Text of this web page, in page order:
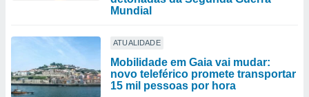
Mundial
ATUALIDADE
Mobilidade em Gaia vai mudar:
novo teleférico promete transportar
15 mil pessoas por hora